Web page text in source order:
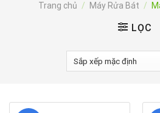
Trang chủ / Máy Rửa Bát /
LỌC